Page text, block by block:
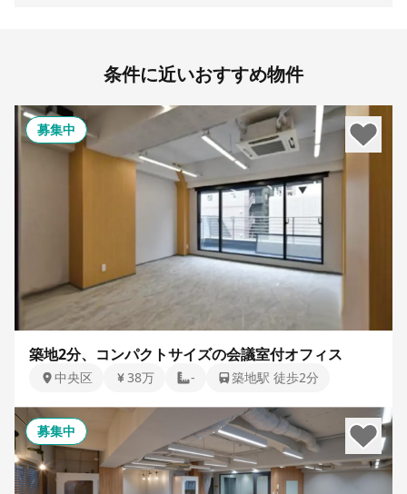
条件に近いおすすめ物件
募集中
築地2分、コンパクトサイズの会議室付オフィス
中央区 38万 - 築地駅 徒歩2分
募集中